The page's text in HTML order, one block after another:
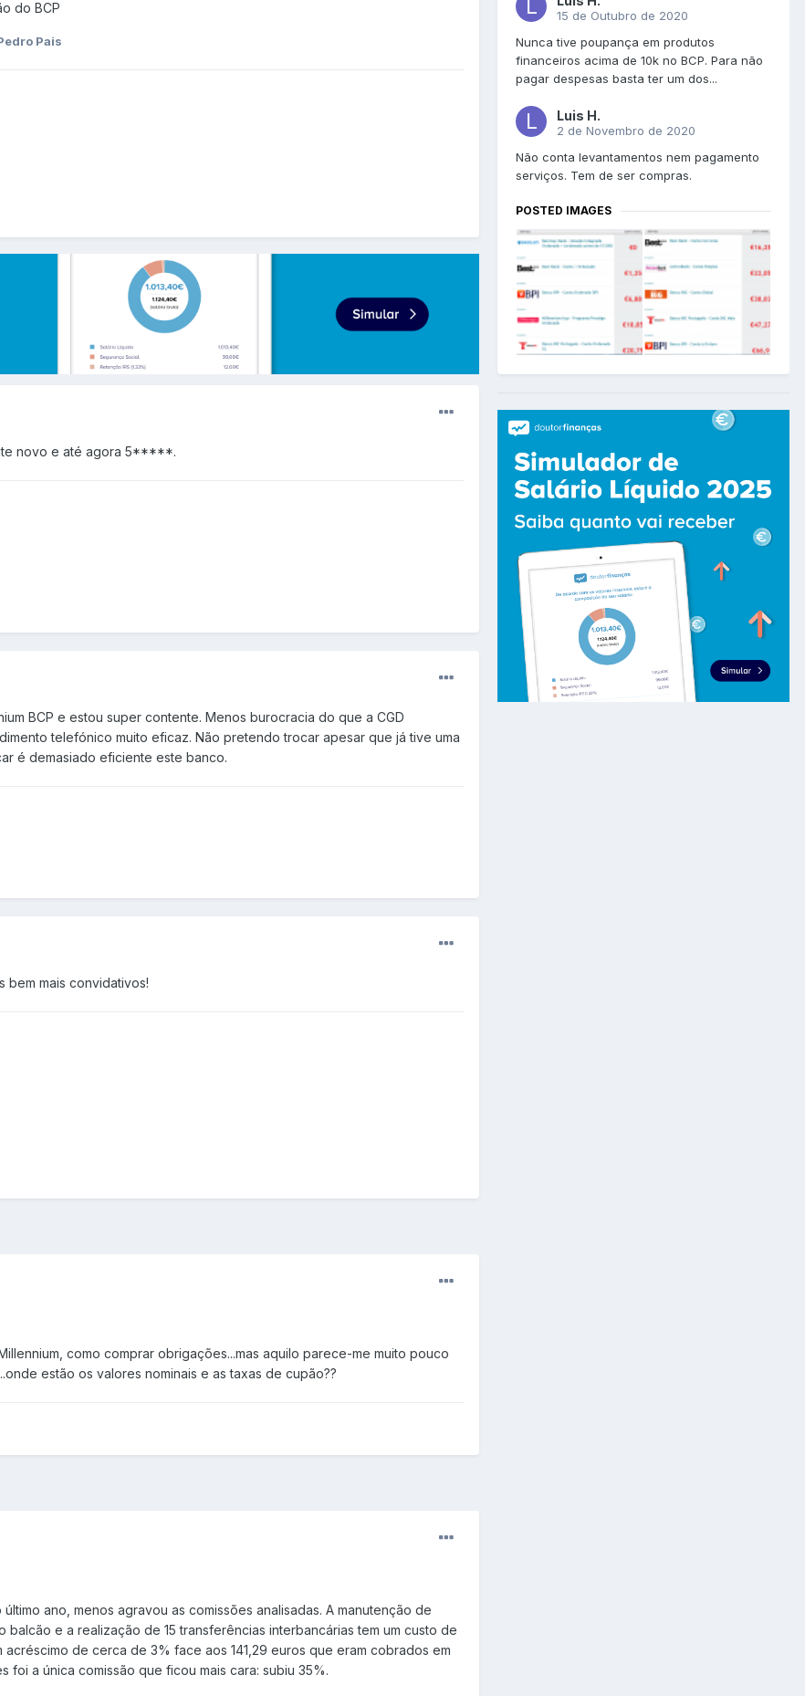
do BCP
Pais
novo e até agora 5*****.
BCP e estou super contente. Menos burocracia do que a CGD
telefónico muito eficaz. Não pretendo trocar apesar que já tive uma
é demasiado eficiente este banco.
bem mais convidativos!
como comprar obrigações...mas aquilo parece-me muito pouco
estão os valores nominais e as taxas de cupão??
ano, menos agravou as comissões analisadas. A manutenção de
e a realização de 15 transferências interbancárias tem um custo de
acréscimo de cerca de 3% face aos 141,29 euros que eram cobrados em
foi a única comissão que ficou mais cara: subiu 35%.
15 de Outubro de 2020
Nunca tive poupança em produtos
financeiros acima de 10k no BCP. Para não
pagar despesas basta ter um dos...
Luis H.
2 de Novembro de 2020
Não conta levantamentos nem pagamento
serviços. Tem de ser compras.
POSTED IMAGES